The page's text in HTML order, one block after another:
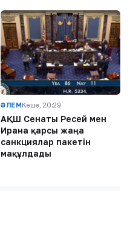
ӘЛЕМКеше, 20:29
АҚШ Сенаты Ресей мен
Иранға қарсы жаңа
санкциялар пакетін
мақұлдады